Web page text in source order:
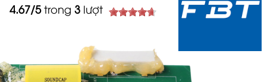
4.67/5trong 3 lượt